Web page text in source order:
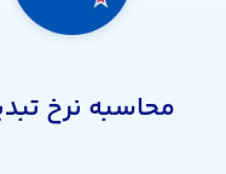
محاسبه نرخ